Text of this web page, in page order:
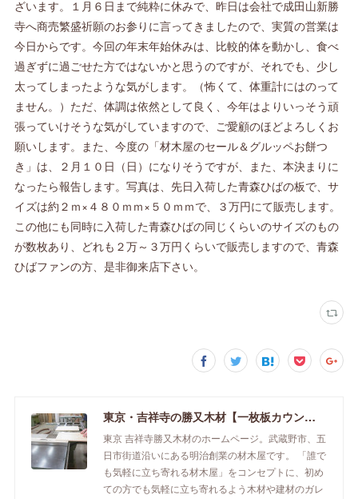
ざいます。１月６日まで純粋に休みで、昨日は会社で成田山新勝
寺へ商売繁盛祈願のお参りに言ってきましたので、実質の営業は
今日からです。今回の年末年始休みは、比較的体を動かし、食べ
過ぎずに過ごせた方ではないかと思うのですが、それでも、少し
太ってしまったような気がします。（怖くて、体重計にはのって
ません。）ただ、体調は依然として良く、今年はよりいっそう頑
張っていけそうな気がしていますので、ご愛顧のほどよろしくお
願いします。また、今度の「材木屋のセール＆グルッペお餅つ
き」は、２月１０日（日）になりそうですが、また、本決まりに
なったら報告します。写真は、先日入荷した青森ひばの板で、サ
イズは約２ｍ×４８０ｍｍ×５０ｍｍで、３万円にて販売します。
この他にも同時に入荷した青森ひばの同じくらいのサイズのもの
が数枚あり、どれも２万～３万円くらいで販売しますので、青森
ひばファンの方、是非御来店下さい。
東京・吉祥寺の勝又木材【一枚板カウンター】
東京 吉祥寺勝又木材のホームページ。武蔵野市、五
日市街道沿いにある明治創業の材木屋です。 「誰で
も気軽に立ち寄れる材木屋」をコンセプトに、初め
ての方でも気軽に立ち寄れるよう木材や建材のガレ